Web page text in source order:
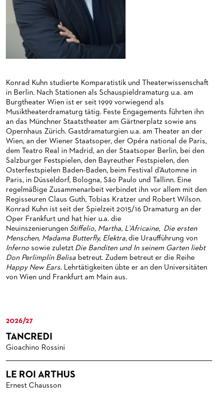
HAPPY NEW EARS
FÜHRUNGEN EXKLUSIV FÜR ABONNENT*INNEN
FRIEDMAN IN DER OPER
SNEAK IN
BRÜCHE – DEMORKATIE IN ZEITEN IHRER REGRESSION
SILVESTERFEIER
FÜR ERWACHSENE
FÜR KITAS UND SCHULEN
PRODUKTIONS­TEAMS
DIRIGENTEN / REPETITOREN
OPERNSTUDIO
KÜNSTLERISCHER BETRIEB OPER
STÄDTISCHE BÜHNEN FRANKFURT GMBH
ORCHESTER
DAS FRANKFURTER OPERN- UND MUSEUMS­ORCHESTER
GENERAL­MUSIKDIREKTOR
MITGLIEDER DES ORCHESTERS
PAUL-HINDEMITH-ORCHESTER­AKADEMIE
HISTORIE DES ORCHESTERS
STELLEN­ANGEBOTE ORCHESTER UND AKADEMIE
CHOR
KINDERCHOR
PRESSE
KONTAKT
PRESSE­MITTEILUNGEN
PRESSEFOTOS
MATERIALIEN
PRESSE­STIMMEN
NEWS
UMBESETZUNGEN
MEDIATHEK
BLOG
KOSTÜMPODCAST
CD / DVD-SERIE DER OPER FRANKFURT
BLOG
SERVICE
NEWSLETTER
FANSHOP
VERMIETUNGEN
ABONNEMENT-BEDINGUNGEN / INFORMATION
KONTAKT ABO-SERVICE
OPERNGALA
PARTNER UND SPENDEN
UNSERE PARTNER
SPENDEN
Konrad Kuhn studierte Komparatistik und Theaterwissenschaft
in Berlin. Nach Stationen als Schauspieldramaturg u.a. am
Burgtheater Wien ist er seit 1999 vorwiegend als
Musiktheaterdramaturg tätig. Feste Engagements führten ihn
an das Münchner Staatstheater am Gärtnerplatz sowie ans
Opernhaus Zürich. Gastdramaturgien u.a. am Theater an der
Wien, an der Wiener Staatsoper, der Opéra national de Paris,
dem Teatro Real in Madrid, an der Staatsoper Berlin, bei den
Salzburger Festspielen, den Bayreuther Festspielen, den
Osterfestspielen Baden-Baden, beim Festival d’Automne in
Paris, in Düsseldorf, Bologna, São Paulo und Tallinn. Eine
regelmäßige Zusammenarbeit verbindet ihn vor allem mit den
Regisseuren Claus Guth, Tobias Kratzer und Robert Wilson.
Konrad Kuhn ist seit der Spielzeit 2015/16 Dramaturg an der
Oper Frankfurt und hat hier u.a. die
Neuinszenierungen Stiffelio, Martha, L'Africaine, Die ersten
Menschen, Madama Butterfly, Elektra,die Uraufführung von
Inferno sowie zuletzt Die Banditen undIn seinem Garten liebt
Don Perlimplín Belisa betreut. Zudem betreut er die Reihe
Happy New Ears. Lehrtätigkeiten übte er an den Universitäten
von Wien und Frankfurt am Main aus.
2026/27
TANCREDI
Gioachino Rossini
LE ROI ARTHUS
Ernest Chausson